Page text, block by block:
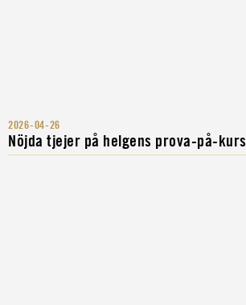
2026-04-26
Nöjda tjejer på helgens prova-på-kurs